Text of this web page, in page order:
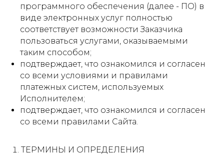
программного обеспечения (далее - ПО) в
виде электронных услуг полностью
соответствует возможности Заказчика
пользоваться услугами, оказываемыми
таким способом;
подтверждает, что ознакомился и согласен
со всеми условиями и правилами
платежных систем, используемых
Исполнителем;
подтверждает, что ознакомился и согласен
со всеми правилами Сайта.
ТЕРМИНЫ И ОПРЕДЕЛЕНИЯ